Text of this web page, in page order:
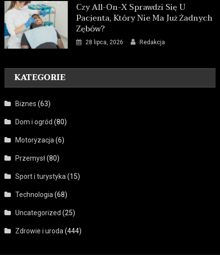
Czy All-On-X Sprawdzi Się U
Pacjenta, Który Nie Ma Już Żadnych
Zębów?
28 lipca, 2026 Redakcja
KATEGORIE
Biznes (63)
Dom i ogród (80)
Motoryzacja (6)
Przemysł(80)
Sport i turystyka (15)
Technologia (68)
Uncategorized (25)
Zdrowie i uroda (444)